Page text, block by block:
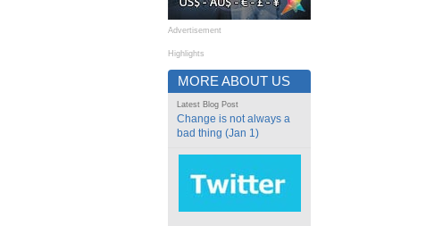
Advertisement
Highlights
MORE ABOUT US
Latest Blog Post
Change is not always a
bad thing (Jan 1)